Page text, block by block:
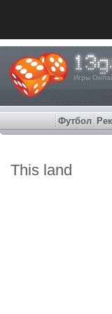
Игры
Футбол
This land